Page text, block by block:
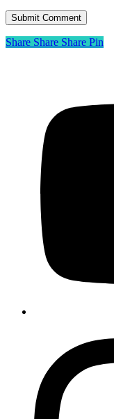
Share
Share Share Share Pin